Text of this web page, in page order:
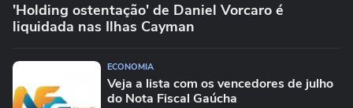
'Holding ostentação' de Daniel Vorcaro é
liquidada nas Ilhas Cayman
ECONOMIA
Veja a lista com os vencedores de julho
do Nota Fiscal Gaúcha